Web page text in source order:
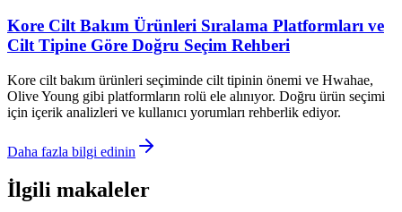
Kore Cilt Bakım Ürünleri Sıralama Platformları ve
Cilt Tipine Göre Doğru Seçim Rehberi
Kore cilt bakım ürünleri seçiminde cilt tipinin önemi ve Hwahae,
Olive Young gibi platformların rolü ele alınıyor. Doğru ürün seçimi
için içerik analizleri ve kullanıcı yorumları rehberlik ediyor.
Daha fazla bilgi edinin
İlgili makaleler